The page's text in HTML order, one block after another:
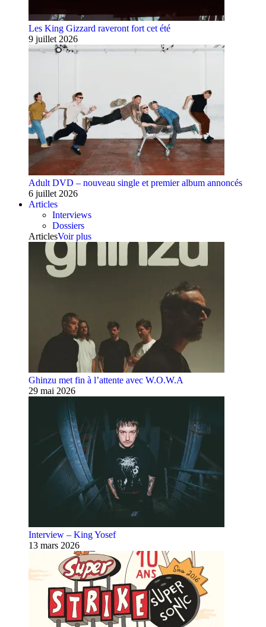
Les King Gizzard raveront fort cet été
9 juillet 2026
Adult DVD – nouveau single et premier album annoncés
6 juillet 2026
Articles
Interviews
Dossiers
ArticlesVoir plus
Ghinzu met fin à l’attente avec W.O.W.A
29 mai 2026
Interview – King Yosef
13 mars 2026